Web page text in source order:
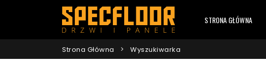
STRONA GŁÓWNA
Strona Główna Wyszukiwarka